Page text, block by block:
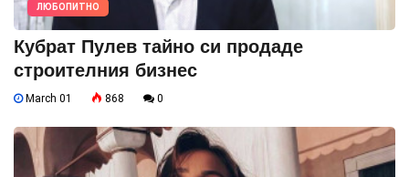
ЛЮБОПИТНО
Кубрат Пулев тайно си продаде
строителния бизнес
March 01 868 0